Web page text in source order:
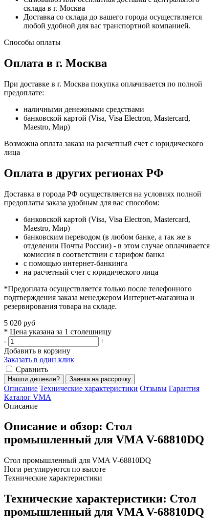
склада в г. Москва
Доставка со склада до вашего города осуществляется
любой удобной для вас транспортной компанией.
Способы оплаты
Оплата в г. Москва
При доставке в г. Москва покупка оплачивается по полной
предоплате:
наличными денежными средствами
банковской картой (Visa, Visa Electron, Mastercard,
Maestro, Мир)
Возможна оплата заказа на расчетный счет с юридического
лица
Оплата в других регионах РФ
Доставка в города РФ осуществляется на условиях полной
предоплаты заказа удобным для вас способом:
банковской картой (Visa, Visa Electron, Mastercard,
Maestro, Мир)
банковским переводом (в любом банке, а так же в
отделении Почты России) - в этом случае оплачивается
комиссия в соответствии с тарифом банка
с помощью интернет-банкинга
на расчетный счет с юридического лица
*Предоплата осуществляется только после телефонного
подтверждения заказа менеджером Интернет-магазина и
резервирования товара на складе.
5 020 руб
* Цена указана за 1 столешницу
-
+
Добавить в корзину
Заказать в один клик
Сравнить
Нашли дешевле? Заявка на рассрочку
Описание Технические характеристики Отзывы Гарантия
Каталог VMA
Описание
Описание и обзор: Стол
промышленный для VMA V-68810DQ
Стол промышленный для VMA V-68810DQ
Ноги регулируются по высоте
Технические характеристики
Технические характеристики: Стол
промышленный для VMA V-68810DQ